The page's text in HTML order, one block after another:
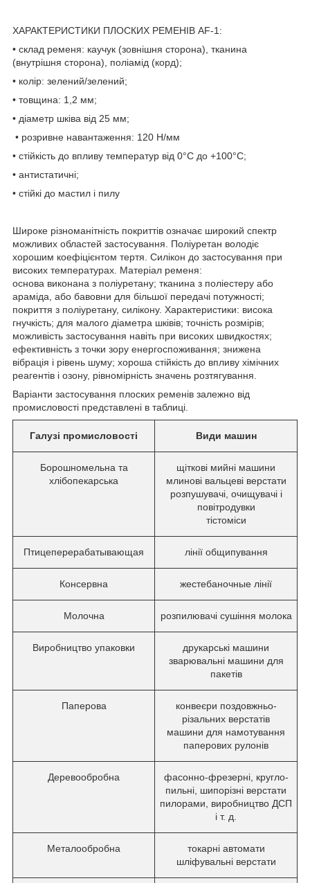
ХАРАКТЕРИСТИКИ ПЛОСКИХ РЕМЕНІВ AF-1:
• склад ременя: каучук (зовнішня сторона), тканина
(внутрішня сторона), поліамід (корд);
• колір: зелений/зелений;
• товщина: 1,2 мм;
• діаметр шківа від 25 мм;
• розривне навантаження: 120 Н/мм
• стійкість до впливу температур від 0°C до +100°C;
• антистатичні;
• стійкі до мастил і пилу
Широке різноманітність покриттів означає широкий спектр
можливих областей застосування. Поліуретан володіє
хорошим коефіцієнтом тертя. Силікон до застосування при
високих температурах. Матеріал ременя:
основа виконана з поліуретану; тканина з поліестеру або
араміда, або бавовни для більшої передачі потужності;
покриття з поліуретану, силікону. Характеристики: висока
гнучкість; для малого діаметра шківів; точність розмірів;
можливість застосування навіть при високих швидкостях;
ефективність з точки зору енергоспоживання; знижена
вібрація і рівень шуму; хороша стійкість до впливу хімічних
реагентів і озону, рівномірність значень розтягування.
Варіанти застосування плоских ременів залежно від
промисловості представлені в таблиці.
Галузі промисловості Види машин
Борошномельна та
хлібопекарська
щіткові мийні машини
млинові вальцеві верстати
розпушувачі, очищувачі і
повітродувки
тістоміси
Птицеперерабатывающая лінії общипування
Консервна жестебаночные лінії
Молочна розпилювачі сушіння молока
Виробництво упаковки
друкарські машини
зварювальні машини для
пакетів
Паперова
конвеєри поздовжньо-
різальних верстатів
машини для намотування
паперових рулонів
Деревообробна
фасонно-фрезерні, кругло-
пильні, шипорізні верстати
пилорами, виробництво ДСП
і т. д.
Металообробна
токарні автомати
шліфувальні верстати